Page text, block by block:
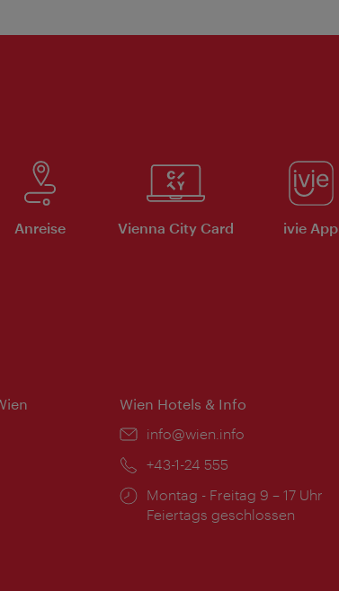
Anreise Vienna City Card ivie App
Wien Hotels & Info
Email:
info@wien.info
Telefon:
+43-1-24 555
Öffnungszeiten:
Montag - Freitag 9 – 17 Uhr
Feiertags geschlossen